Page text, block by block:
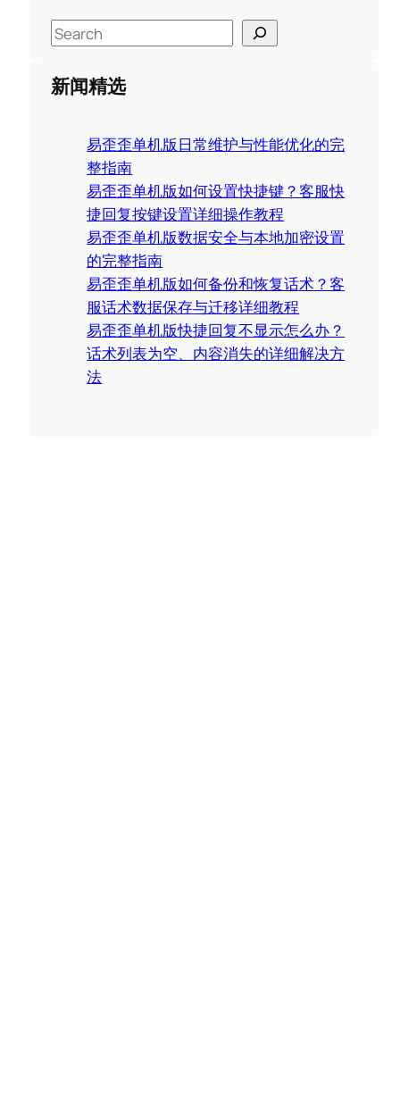
S
e
a
r
新闻精选
易歪歪单机版日常维护与性能优化的完
整指南
易歪歪单机版如何设置快捷键？客服快
捷回复按键设置详细操作教程
易歪歪单机版数据安全与本地加密设置
的完整指南
易歪歪单机版如何备份和恢复话术？客
服话术数据保存与迁移详细教程
易歪歪单机版快捷回复不显示怎么办？
话术列表为空、内容消失的详细解决方
法